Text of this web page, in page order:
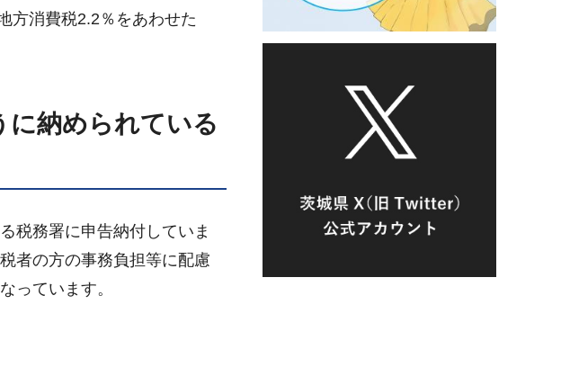
方消費税2.2％をあわせた
に納められている
税務署に申告納付していま
者の方の事務負担等に配慮
っています。